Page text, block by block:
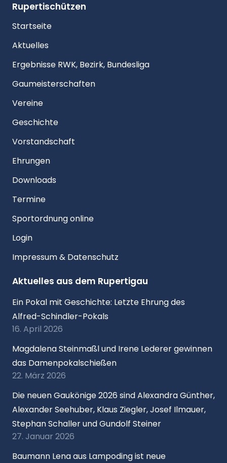
Rupertischützen
Startseite
Aktuelles
Ergebnisse RWK, Bezirk, Bundesliga
Gaumeisterschaften
Vereine
Geschichte
Vorstandschaft
Ehrungen
Downloads
Termine
Sportordnung online
Login
Impressum & Datenschutz
Aktuelles aus dem Rupertigau
Ein Pokal mit Geschichte: Letzte Ehrung des
Alfred-Schindler-Pokals
16. April 2026
Magdalena Steinmaßl und Irene Lederer gewinnen
das Damenpokalschießen
22. März 2026
Die neuen Gaukönige 2026 sind Alexandra Günther,
Alexander Seehuber, Klaus Ziegler, Josef Ilmauer,
Stephan Schaller und Gundolf Steiner
27. Januar 2026
Baumann Lena aus Lampoding ist neue